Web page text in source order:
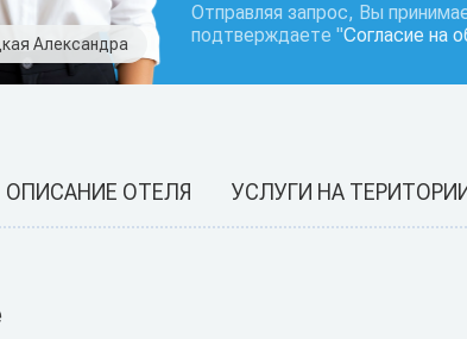
Александра
Отправляя запрос, Вы
подтверждаете "Согласие на
ОПИСАНИЕ ОТЕЛЯ УСЛУГИ НА